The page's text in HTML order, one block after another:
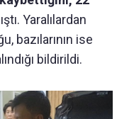
Yaralılardan
bazılarının ise
bildirildi.